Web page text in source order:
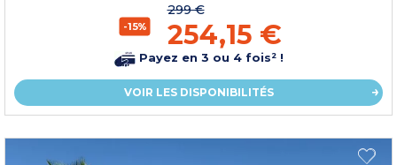
-15%
299 €
254,15 €
Payez en 3 ou 4 fois² !
VOIR LES DISPONIBILITÉS